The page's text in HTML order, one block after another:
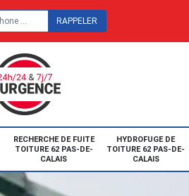
RECHERCHE DE FUITE
TOITURE 62 PAS-DE-
CALAIS
HYDROFUGE DE
TOITURE 62 PAS-DE-
CALAIS